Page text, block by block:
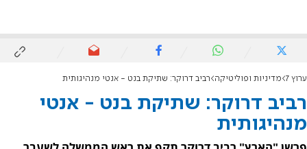
ערוץ 7 מדיניות ופוליטיקה רביב דרוקר: שתיקת בנט - אנטי מנהיגותית
רביב דרוקר: שתיקת בנט - אנטי
מנהיגותית